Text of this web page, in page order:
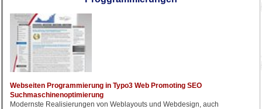
Webseiten Programmierung in Typo3 Web Promoting SEO
Suchmaschinenoptimierung
Modernste Realisierungen von Weblayouts und Webdesign, auch